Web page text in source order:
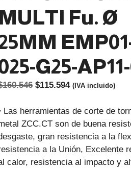
MULTI Fu. Ø
G25-
160.546 El
original
era:
$160.546.
$115.594El
actual
es:
$115.594.
(IVA incluido)
Las herramientas de corte de
ZCC.CT son de buena
gran resistencia a la
a la Unión, Excelente
calor, resistencia al impacto y